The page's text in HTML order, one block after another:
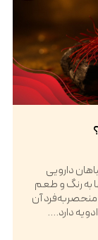
دارویی
به رنگ و طعم
آن
دارد....